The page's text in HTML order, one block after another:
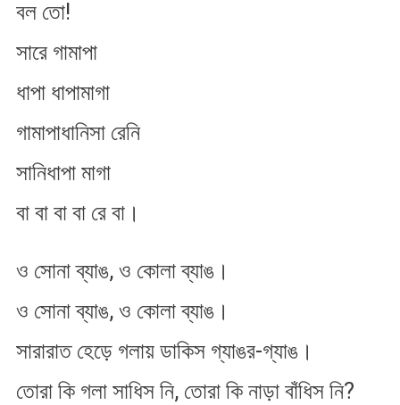
বল তো!
সারে গামাপা
ধাপা ধাপামাগা
গামাপাধানিসা রেনি
সানিধাপা মাগা
বা বা বা বা রে বা।
ও সোনা ব্যাঙ, ও কোলা ব্যাঙ।
ও সোনা ব্যাঙ, ও কোলা ব্যাঙ।
সারারাত হেড়ে গলায় ডাকিস গ্যাঙর​-গ্যাঙ।
তোরা কি গলা সাধিস নি, তোরা কি নাড়া বাঁধিস নি?